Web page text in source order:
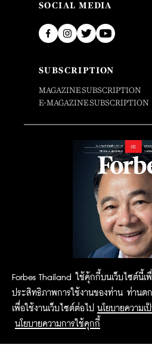
Forbes Thailand ใช้คุ้กกี้บนเว็บไซต์นี้เ
ประสิทธิภาพการใช้งานของท่าน ท่านต
เพื่อใช้งานเว็บไซต์ต่อไป นโยบายความเ
นโยบายความการใช้คุกกี้
SOCIAL MEDIA
SUBSCRIPTION
MAGAZINE SUBSCRIPTION
E-MAGAZINE SUBSCRIPTION
2015 Forbesthailand.com ALL